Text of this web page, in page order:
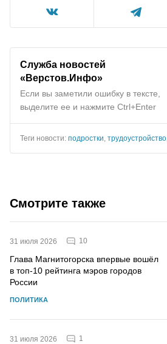
Служба новостей
«Верстов.Инфо»
Если вы заметили ошибку в тексте,
выделите ее и нажмите Ctrl+Enter
Теги новости: подростки трудоустройство
Смотрите также
31 июля 2026 10
Глава Магнитогорска впервые вошёл
в топ-10 рейтинга мэров городов
России
ПОЛИТИКА
31 июля 2026 1